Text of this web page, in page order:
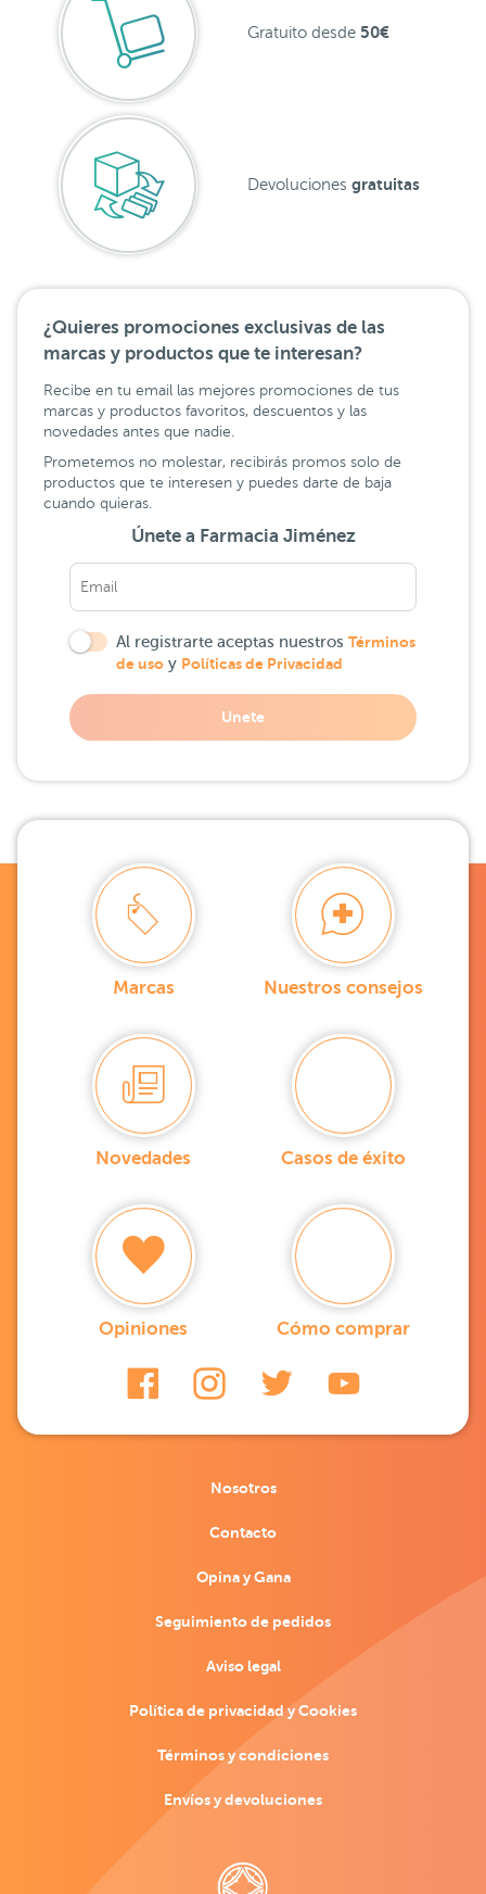
Gratuito desde 50€
Devoluciones gratuitas
¿Quieres promociones exclusivas de las
marcas y productos que te interesan?
Recibe en tu email las mejores promociones de tus
marcas y productos favoritos, descuentos y las
novedades antes que nadie.
Prometemos no molestar, recibirás promos solo de
productos que te interesen y puedes darte de baja
cuando quieras.
Únete a Farmacia Jiménez
Al registrarte aceptas nuestros Términos
de uso y Políticas de Privacidad
Unete
Marcas Nuestros consejos
Novedades Casos de éxito
Opiniones Cómo comprar
Nosotros
Contacto
Opina y Gana
Seguimiento de pedidos
Aviso legal
Política de privacidad y Cookies
Términos y condiciones
Envíos y devoluciones